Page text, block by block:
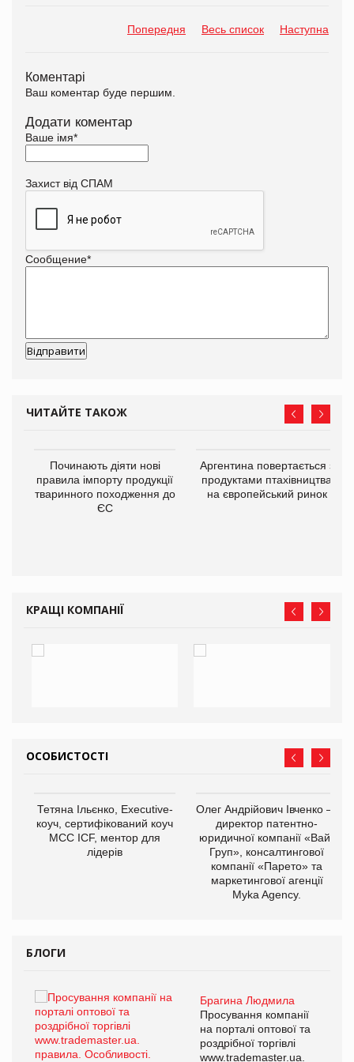
Попередня Весь список Наступна
Коментарі
Ваш коментар буде першим.
Додати коментар
Ваше імя*
Захист від СПАМ
Сообщение*
ЧИТАЙТЕ ТАКОЖ
Починають діяти нові
правила імпорту продукції
тваринного походження до
ЄС
Аргентина повертається з
продуктами птахівництва
на європейський ринок
КРАЩІ КОМПАНІЇ
ОСОБИСТОСТІ
Тетяна Ільєнко, Executive-
коуч, сертифікований коуч
МСС ICF, ментор для
лідерів
Олег Андрійович Івченко —
директор патентно-
юридичної компанії «Вайз
Груп», консалтингової
компанії «Парето» та
маркетингової агенції
Myka Agency.
БЛОГИ
Брагина Людмила
Просування компанії
на порталі оптової та
роздрібної торгівлі
www.trademaster.ua.